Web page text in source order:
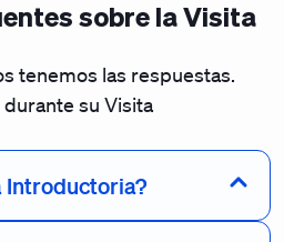
sobre la Visita
tenemos las respuestas.
su Visita
Introductoria?